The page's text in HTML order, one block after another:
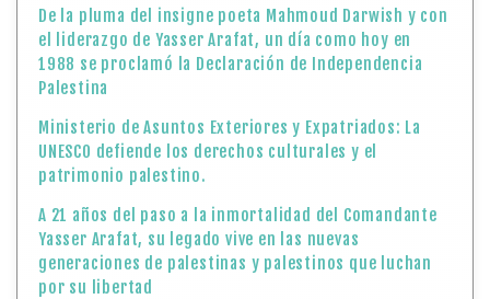
De la pluma del insigne poeta Mahmoud Darwish y con
el liderazgo de Yasser Arafat, un día como hoy en
1988 se proclamó la Declaración de Independencia
Palestina
Ministerio de Asuntos Exteriores y Expatriados: La
UNESCO defiende los derechos culturales y el
patrimonio palestino.
A 21 años del paso a la inmortalidad del Comandante
Yasser Arafat, su legado vive en las nuevas
generaciones de palestinas y palestinos que luchan
por su libertad